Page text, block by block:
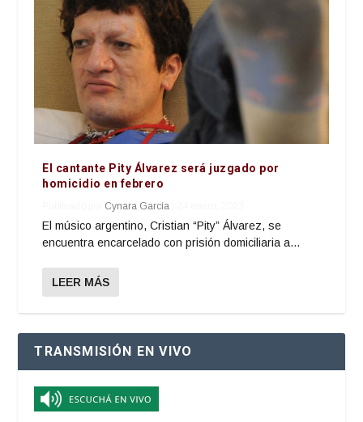
El cantante Pity Álvarez será juzgado por
homicidio en febrero
Cynara García
El músico argentino, Cristian “Pity” Álvarez, se
encuentra encarcelado con prisión domiciliaria a...
LEER MÁS
TRANSMISIÓN EN VIVO